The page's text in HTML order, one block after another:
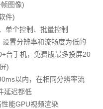
图像)
件)
单个控制、批量控制
置分辨率和流畅度为低的
台手机，免费版最多投屏20
)
以内，在相同分辨率流
延迟都低
能GPU视频渲染